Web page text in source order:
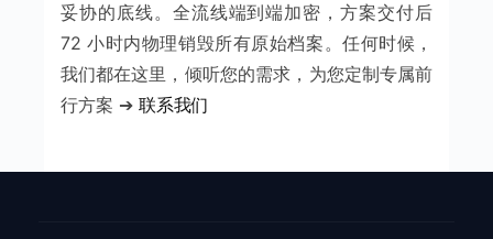
妥协的底线。全流线端到端加密，方案交付后
72 小时内物理销毁所有原始档案。任何时候，
我们都在这里，倾听您的需求，为您定制专属前
行方案 ➔ 联系我们